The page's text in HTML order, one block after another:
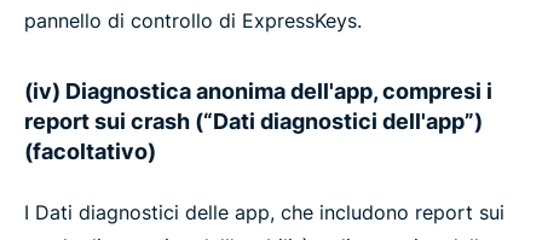
pannello di controllo di ExpressKeys.
(iv) Diagnostica anonima dell'app, compresi i
report sui crash (“Dati diagnostici dell'app”)
(facoltativo)
I Dati diagnostici delle app, che includono report sui